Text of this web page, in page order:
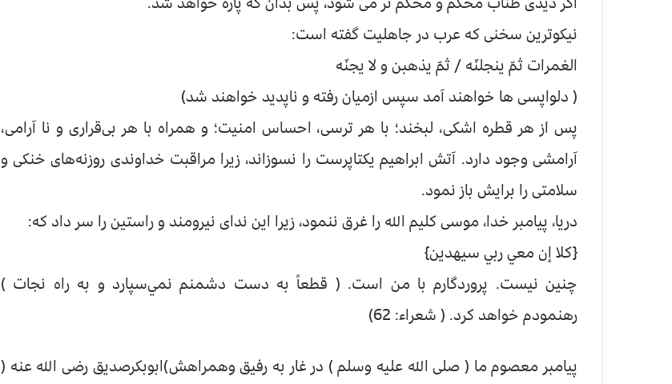
نیکوترین سخنی که عرب در جاهلیت گفته است:
الغمرات ثمّ ینجلنّه / ثمّ یذهبن و لا یجنّه
( دلواپسی ها خواهند آمد سپس ازمیان رفته و ناپدید خواهند شد)
پس از هر قطره اشکی، لبخند؛ با هر ترسی، احساس امنیت؛ و همراه با هر بی‌قراری و نا آرامی،
آرامشی وجود دارد. آتش ابراهیم یکتاپرست را نسوزاند، زیرا مراقبت خداوندی روزنه‌های خنکی و
سلامتی را برایش باز نمود.
دریا، پیامبر خدا، موسی کلیم الله را غرق ننمود، زیرا این ندای نیرومند و راستین را سر داد که:
{كلا إن معي ربي سيهدين}
چنين نيست. پروردگارم با من است. ( قطعاً به دست دشمنم نمي‌سپارد و به راه نجات )
رهنمودم خواهد كرد. ( شعراء: 62)
پیامبر معصوم ما ( صلی الله علیه وسلم ) در غار به رفیق وهمراهش)ابوبکرصدیق رضی الله عنه (